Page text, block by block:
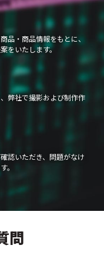
品・商品情報をもとに、
をいたします。
弊社で撮影および制作作
認いただき、問題がなけ
。
問